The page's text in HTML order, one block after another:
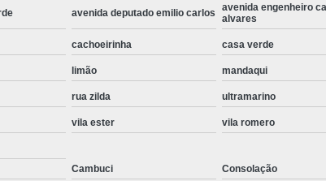
Estrutura de
Estrutura de
Estrutura de Alumínio para
Estrutura
Estrutura de Alumínio para
Estrutura de Alumínio para
avenida deputado emilio carlos
avenida engenheiro
alvares
cachoeirinha casa verde
limão mandaqui
rua zilda ultramarino
vila ester vila romero
Cambuci Consolação